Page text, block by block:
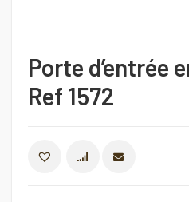
Porte d’entrée
Ref 1572
COMPARER